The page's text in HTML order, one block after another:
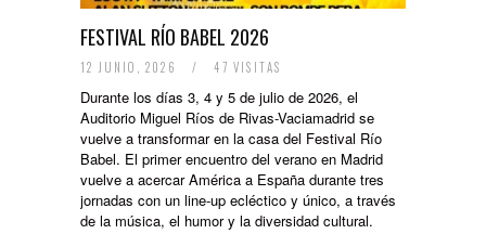
FESTIVAL RÍO BABEL 2026
12 JUNIO, 2026 / 47 VISITAS
Durante los días 3, 4 y 5 de julio de 2026, el
Auditorio Miguel Ríos de Rivas-Vaciamadrid se
vuelve a transformar en la casa del Festival Río
Babel. El primer encuentro del verano en Madrid
vuelve a acercar América a España durante tres
jornadas con un line-up ecléctico y único, a través
de la música, el humor y la diversidad cultural.